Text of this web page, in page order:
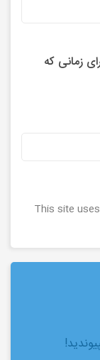
زمانی که
This site